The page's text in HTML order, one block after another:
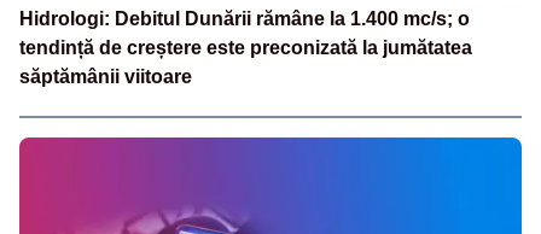
Hidrologi: Debitul Dunării rămâne la 1.400 mc/s; o
tendință de creștere este preconizată la jumătatea
săptămânii viitoare